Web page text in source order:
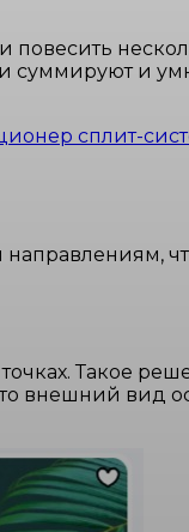
суммируют и
сплит-
Такое
внешний вид